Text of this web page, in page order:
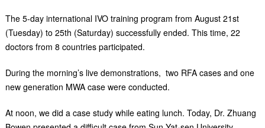
The 5-day international IVO training program from August 21st
(Tuesday) to 25th (Saturday) successfully ended. This time, 22
doctors from 8 countries participated.
During the morning’s live demonstrations, two RFA cases and one
new generation MWA case were conducted.
At noon, we did a case study while eating lunch. Today, Dr. Zhuang